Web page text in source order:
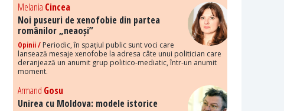
Melania Cincea
Noi puseuri de xenofobie din partea
românilor „neaoși”
Opinii / Periodic, în spațiul public sunt voci care
lansează mesaje xenofobe la adresa câte unui politician care
deranjează un anumit grup politico-mediatic, într-un anumit
moment.
Armand Gosu
Unirea cu Moldova: modele istorice